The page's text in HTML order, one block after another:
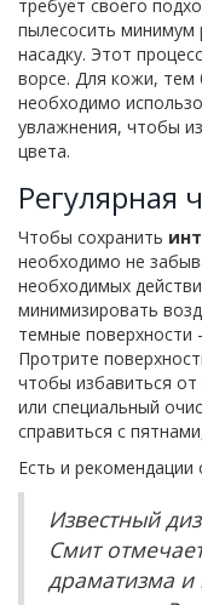
требует своего
пылесосить минимум
насадку. Этот
ворсе. Для кожи, тем
необходимо
увлажнения, чтобы
цвета.
Регулярная
Чтобы сохранить
необходимо не
необходимых
минимизировать
темные поверхности
Протрите
чтобы избавиться
или специальный
справиться с
Есть и
Известный
Смит
драматизма и